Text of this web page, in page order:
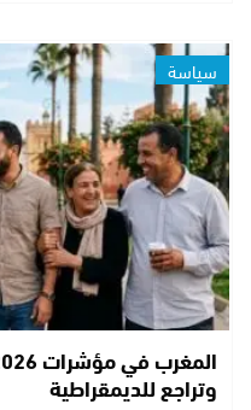
سياسة
وتراجع للديمقراطية